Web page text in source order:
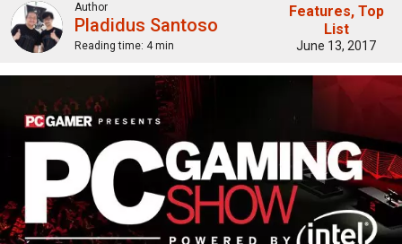
Author
Pladidus Santoso
Reading time: 4 min
Features Top
List
June 13, 2017